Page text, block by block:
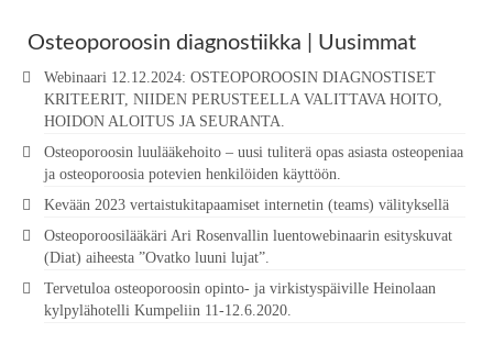
Osteoporoosin diagnostiikka | Uusimmat
Webinaari 12.12.2024: OSTEOPOROOSIN DIAGNOSTISET
KRITEERIT, NIIDEN PERUSTEELLA VALITTAVA HOITO,
HOIDON ALOITUS JA SEURANTA.
Osteoporoosin luulääkehoito – uusi tuliterä opas asiasta osteopeniaa
ja osteoporoosia potevien henkilöiden käyttöön.
Kevään 2023 vertaistukitapaamiset internetin (teams) välityksellä
Osteoporoosilääkäri Ari Rosenvallin luentowebinaarin esityskuvat
(Diat) aiheesta ”Ovatko luuni lujat”.
Tervetuloa osteoporoosin opinto- ja virkistyspäiville Heinolaan
kylpylähotelli Kumpeliin 11-12.6.2020.